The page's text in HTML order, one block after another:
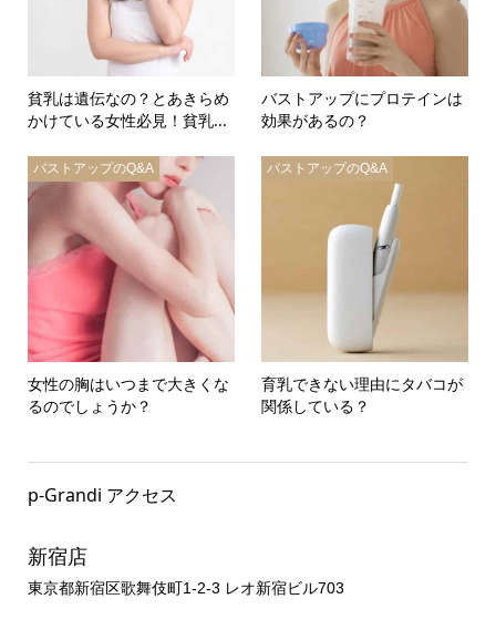
貧乳は遺伝なの？とあきらめ
かけている女性必見！貧乳...
バストアップにプロテインは
効果があるの？
バストアップのQ&A
女性の胸はいつまで大きくな
るのでしょうか？
バストアップのQ&A
育乳できない理由にタバコが
関係している？
p-Grandi アクセス
新宿店
東京都新宿区歌舞伎町1-2-3 レオ新宿ビル703